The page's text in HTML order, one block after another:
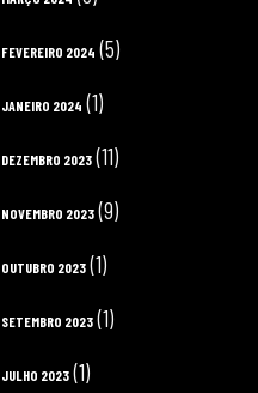
FEVEREIRO 2024 (5)
JANEIRO 2024 (1)
DEZEMBRO 2023 (11)
NOVEMBRO 2023 (9)
OUTUBRO 2023 (1)
SETEMBRO 2023 (1)
JULHO 2023 (1)